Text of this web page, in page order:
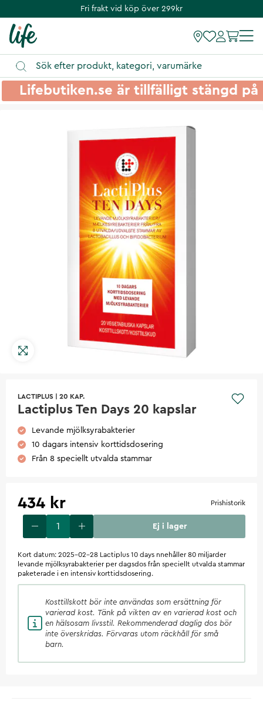
Fri frakt vid köp över 299kr
Lifebutiken.se är tillfälligt stängd
LACTIPLUS 20 KAP.
Lactiplus Ten Days 20 kapslar
Levande mjölksyrabakterier
10 dagars intensiv korttidsdosering
Från 8 speciellt utvalda stammar
434 kr Prishistorik
Ej i lager
Kort datum: 2025-02-28 Lactiplus 10 days nnehåller 80 miljarder
levande mjölksyrabakterier per dagsdos från speciellt utvalda stammar
paketerade i en intensiv korttidsdosering.
Kosttillskott bör inte användas som ersättning för
varierad kost. Tänk på vikten av en varierad kost och
en hälsosam livsstil. Rekommenderad daglig dos bör
inte överskridas. Förvaras utom räckhåll för små
barn.